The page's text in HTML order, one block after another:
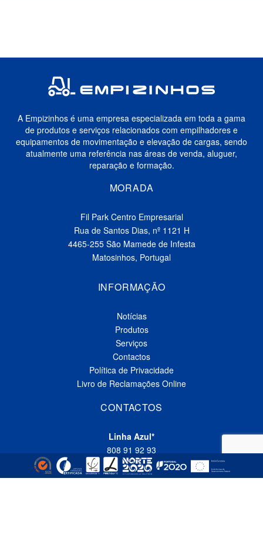
A Empizinhos é uma empresa especializada em toda a gama
de produtos e serviços relacionados com empilhadores e
equipamentos de movimentação e elevação de cargas, sendo
atualmente uma referência nas áreas de venda, aluguer,
reparação e formação.
MORADA
Fil Park Centro Empresarial
Rua de Santos Dias, nº 1121 H
4465-255 São Mamede de Infesta
Matosinhos, Portugal
INFORMAÇÃO
Notícias
Produtos
Serviços
Contactos
Política de Privacidade
Livro de Reclamações Online
CONTACTOS
Linha Azul*
808 91 92 93
(*custo de uma chamada local nacional)